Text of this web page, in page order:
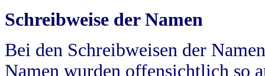
Schreibweise der Namen
Bei den Schreibweisen der
Namen wurden offensichtlich so